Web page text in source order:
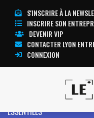
S'INSCRIRE À LA
INSCRIRE SON
DEVENIR VIP
CONTACTER LYON
CONNEXION
ACCESSOIRES
ESSENTIELS